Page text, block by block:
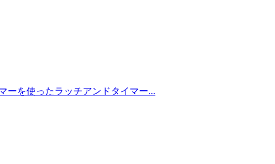
ーを使ったラッチアンドタイマー...